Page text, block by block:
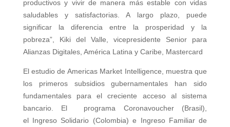
productivos y vivir de manera más estable con vidas
saludables y satisfactorias. A largo plazo, puede
significar la diferencia entre la prosperidad y la
pobreza”, Kiki del Valle, vicepresidente Senior para
Alianzas Digitales, América Latina y Caribe, Mastercard
El estudio de Americas Market Intelligence, muestra que
los primeros subsidios gubernamentales han sido
fundamentales para el creciente acceso al sistema
bancario. El programa Coronavoucher (Brasil),
el Ingreso Solidario (Colombia) e Ingreso Familiar de